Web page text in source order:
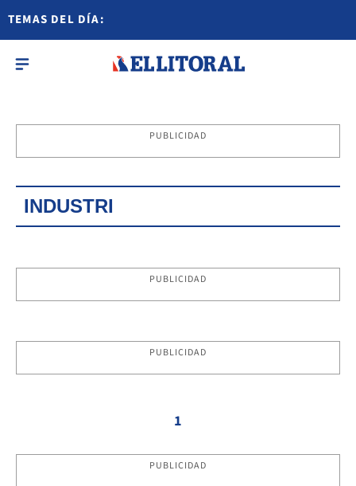
TEMAS DEL DÍA:
PUBLICIDAD
INDUSTRI
PUBLICIDAD
PUBLICIDAD
1
PUBLICIDAD